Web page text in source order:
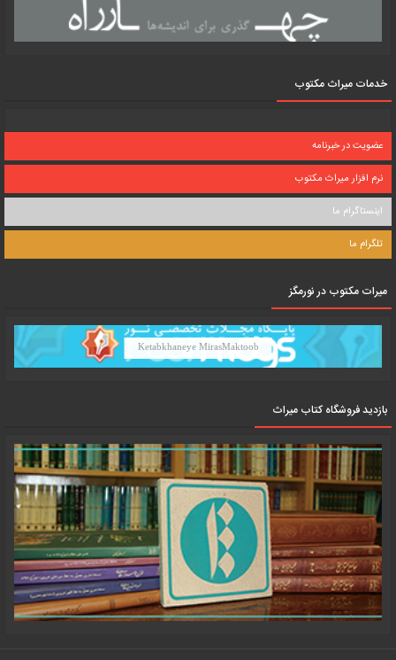
خدمات میراث مکتوب
عضویت در خبرنامه
نرم افزار میراث مکتوب
اینستاگرام ما
تلگرام ما
میرات مکتوب در نورمگز
Ketabkhaneye MirasMaktoob
بازدید فروشگاه کتاب میراث